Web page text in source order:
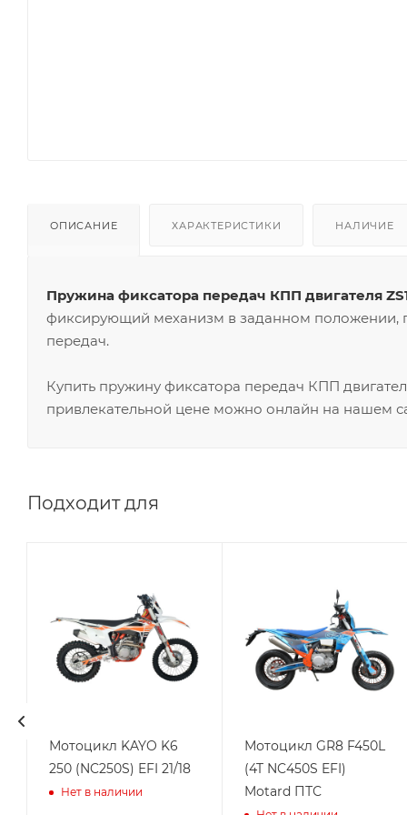
ОПИСАНИЕ ХАРАКТЕРИСТИКИ НАЛИЧИЕ
Пружина фиксатора передач КПП двигателя
фиксирующий механизм в заданном положении,
передач.
Купить пружину фиксатора передач КПП
привлекательной цене можно онлайн на нашем
Подходит для
Мотоцикл KAYO K6
250 (NC250S) EFI 21/18
Нет в наличии
Мотоцикл GR8 F450L
(4T NC450S EFI)
Motard ПТС